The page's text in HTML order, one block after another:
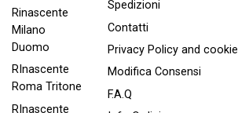
Rinascente
Milano
Duomo
RInascente
Roma Tritone
RInascente
Spedizioni
Contatti
Privacy Policy and cookie
Modifica Consensi
F.A.Q